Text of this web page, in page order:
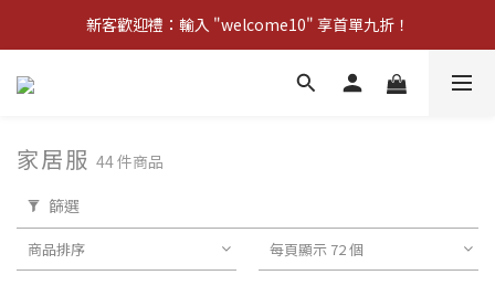
新客歡迎禮：輸入 "welcome10" 享首單九折！
新客歡迎禮：輸入 "welcome10" 享首單九折！
Pom d'Api 畢業特典 · 全品項買一送一
家居服 44 件商品
篩選
商品排序 每頁顯示 72 個